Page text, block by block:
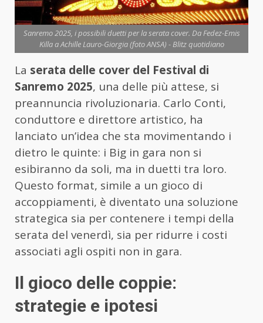
Sanremo 2025, i possibili duetti per la serata cover. Da Fedez-Emis
Killa a Achille Lauro-Giorgia (foto ANSA) - Blitz quotidiano
La serata delle cover del Festival di
Sanremo 2025, una delle più attese, si
preannuncia rivoluzionaria. Carlo Conti,
conduttore e direttore artistico, ha
lanciato un’idea che sta movimentando i
dietro le quinte: i Big in gara non si
esibiranno da soli, ma in duetti tra loro.
Questo format, simile a un gioco di
accoppiamenti, è diventato una soluzione
strategica sia per contenere i tempi della
serata del venerdì, sia per ridurre i costi
associati agli ospiti non in gara.
Il gioco delle coppie:
strategie e ipotesi